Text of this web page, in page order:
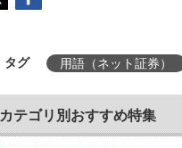
タグ 用語（ネット証券）
カテゴリ別おすすめ特集